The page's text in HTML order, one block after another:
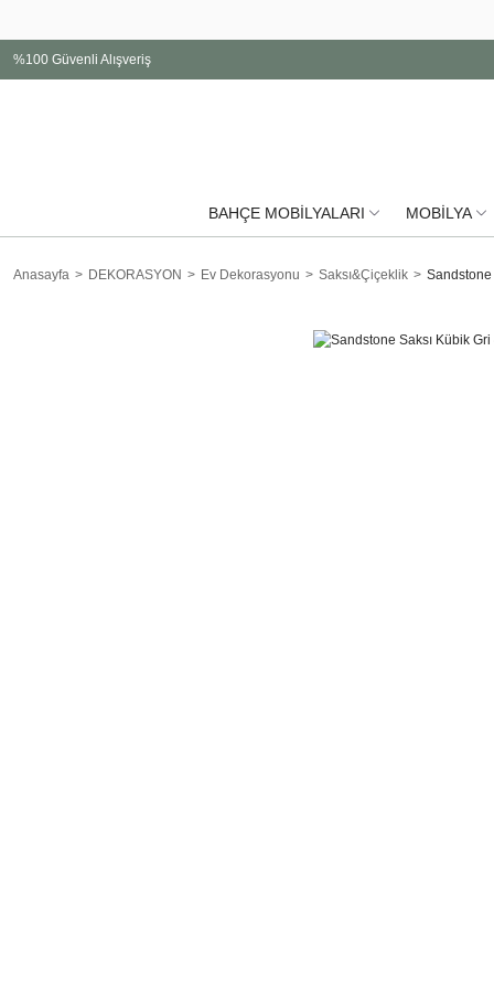
%100 Güvenli Alışveriş
BAHÇE MOBİLYALARI MOBİLYA
Anasayfa DEKORASYON Ev Dekorasyonu Saksı&Çiçeklik Sandstone